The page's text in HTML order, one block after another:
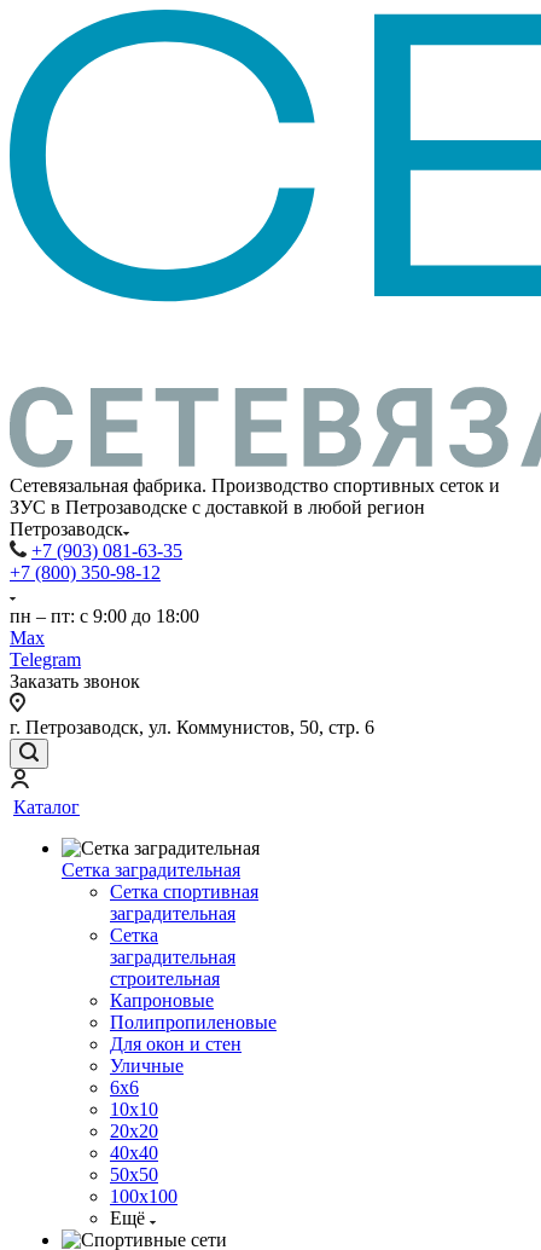
Сетевязальная фабрика. Производство спортивных сеток и
ЗУС в Петрозаводске с доставкой в любой регион
Петрозаводск
+7 (903) 081-63-35
+7 (800) 350-98-12
пн – пт: с 9:00 до 18:00
Max
Telegram
Заказать звонок
г. Петрозаводск, ул. Коммунистов, 50, стр. 6
Каталог
Сетка заградительная
Сетка спортивная
заградительная
Сетка
заградительная
строительная
Капроновые
Полипропиленовые
Для окон и стен
Уличные
6х6
10х10
20х20
40х40
50х50
100х100
Ещё